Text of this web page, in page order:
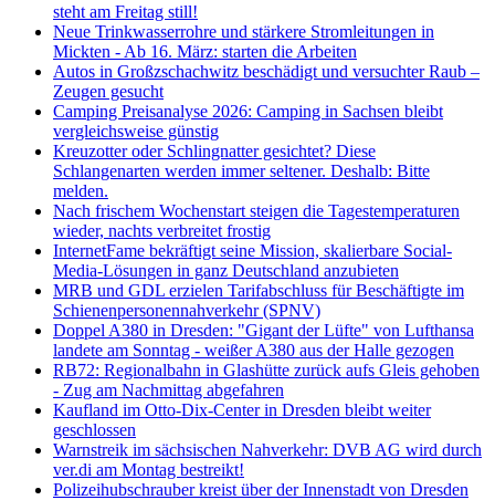
steht am Freitag still!
Neue Trinkwasserrohre und stärkere Stromleitungen in
Mickten - Ab 16. März: starten die Arbeiten
Autos in Großzschachwitz beschädigt und versuchter Raub –
Zeugen gesucht
Camping Preisanalyse 2026: Camping in Sachsen bleibt
vergleichsweise günstig
Kreuzotter oder Schlingnatter gesichtet? Diese
Schlangenarten werden immer seltener. Deshalb: Bitte
melden.
Nach frischem Wochenstart steigen die Tagestemperaturen
wieder, nachts verbreitet frostig
InternetFame bekräftigt seine Mission, skalierbare Social-
Media-Lösungen in ganz Deutschland anzubieten
MRB und GDL erzielen Tarifabschluss für Beschäftigte im
Schienenpersonennahverkehr (SPNV)
Doppel A380 in Dresden: "Gigant der Lüfte" von Lufthansa
landete am Sonntag - weißer A380 aus der Halle gezogen
RB72: Regionalbahn in Glashütte zurück aufs Gleis gehoben
- Zug am Nachmittag abgefahren
Kaufland im Otto-Dix-Center in Dresden bleibt weiter
geschlossen
Warnstreik im sächsischen Nahverkehr: DVB AG wird durch
ver.di am Montag bestreikt!
Polizeihubschrauber kreist über der Innenstadt von Dresden